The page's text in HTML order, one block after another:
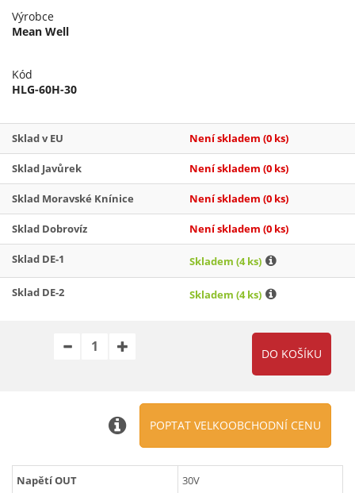
Výrobce
Mean Well
Kód
HLG-60H-30
Sklad v EU Není skladem (0 ks)
Sklad Javůrek Není skladem (0 ks)
Sklad Moravské Knínice Není skladem (0 ks)
Sklad Dobrovíz Není skladem (0 ks)
Sklad DE-1 Skladem (4 ks)
Sklad DE-2 Skladem (4 ks)
POPTAT VELKOOBCHODNÍ CENU
Napětí OUT 30V